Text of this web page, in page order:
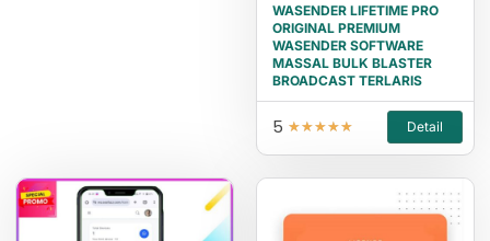
WASENDER LIFETIME PRO
ORIGINAL PREMIUM
WASENDER SOFTWARE
MASSAL BULK BLASTER
BROADCAST TERLARIS
5 ★★★★★ Detail